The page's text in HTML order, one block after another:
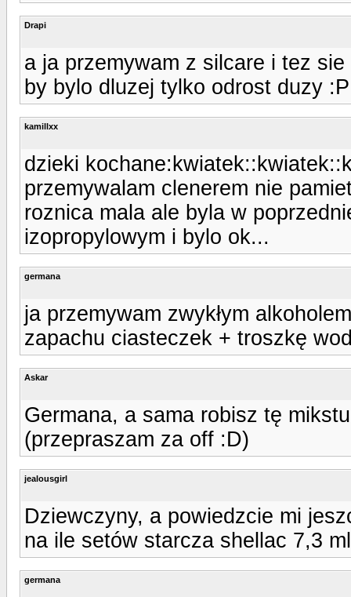
Drapi
a ja przemywam z silcare i tez
by bylo dluzej tylko odrost duzy :P
kamillxx
dzieki
przemywalam clenerem nie
roznica mala ale byla w
izopropylowym i bylo ok...
germana
ja przemywam zwykłym
zapachu ciasteczek + troszkę
Askar
Germana, a sama robisz tę
(przepraszam za off :D)
jealousgirl
Dziewczyny, a powiedzcie mi
na ile setów starcza shellac 7,3
germana